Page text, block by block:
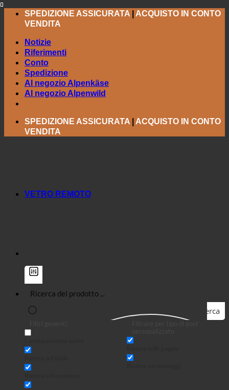
Salta
SPEDIZIONE ASSICURATA
ACQUISTO IN CONTO
VENDITA
Notizie
Riferimenti
Conto
Spedizione
Al negozio Alpenkäse
Al negozio Alpenwild
SPEDIZIONE ASSICURATA
ACQUISTO IN CONTO
VENDITA
Ricerca
VETRO REMOTO